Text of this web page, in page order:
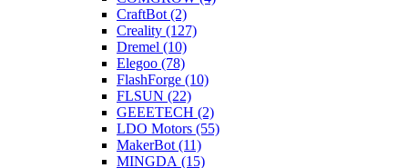
CraftBot (2)
Creality (127)
Dremel (10)
Elegoo (78)
FlashForge (10)
FLSUN (22)
GEEETECH (2)
LDO Motors (55)
MakerBot (11)
MINGDA (15)